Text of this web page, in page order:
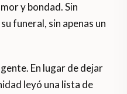
y bondad. Sin
funeral, sin apenas un
En lugar de dejar
leyó una lista de